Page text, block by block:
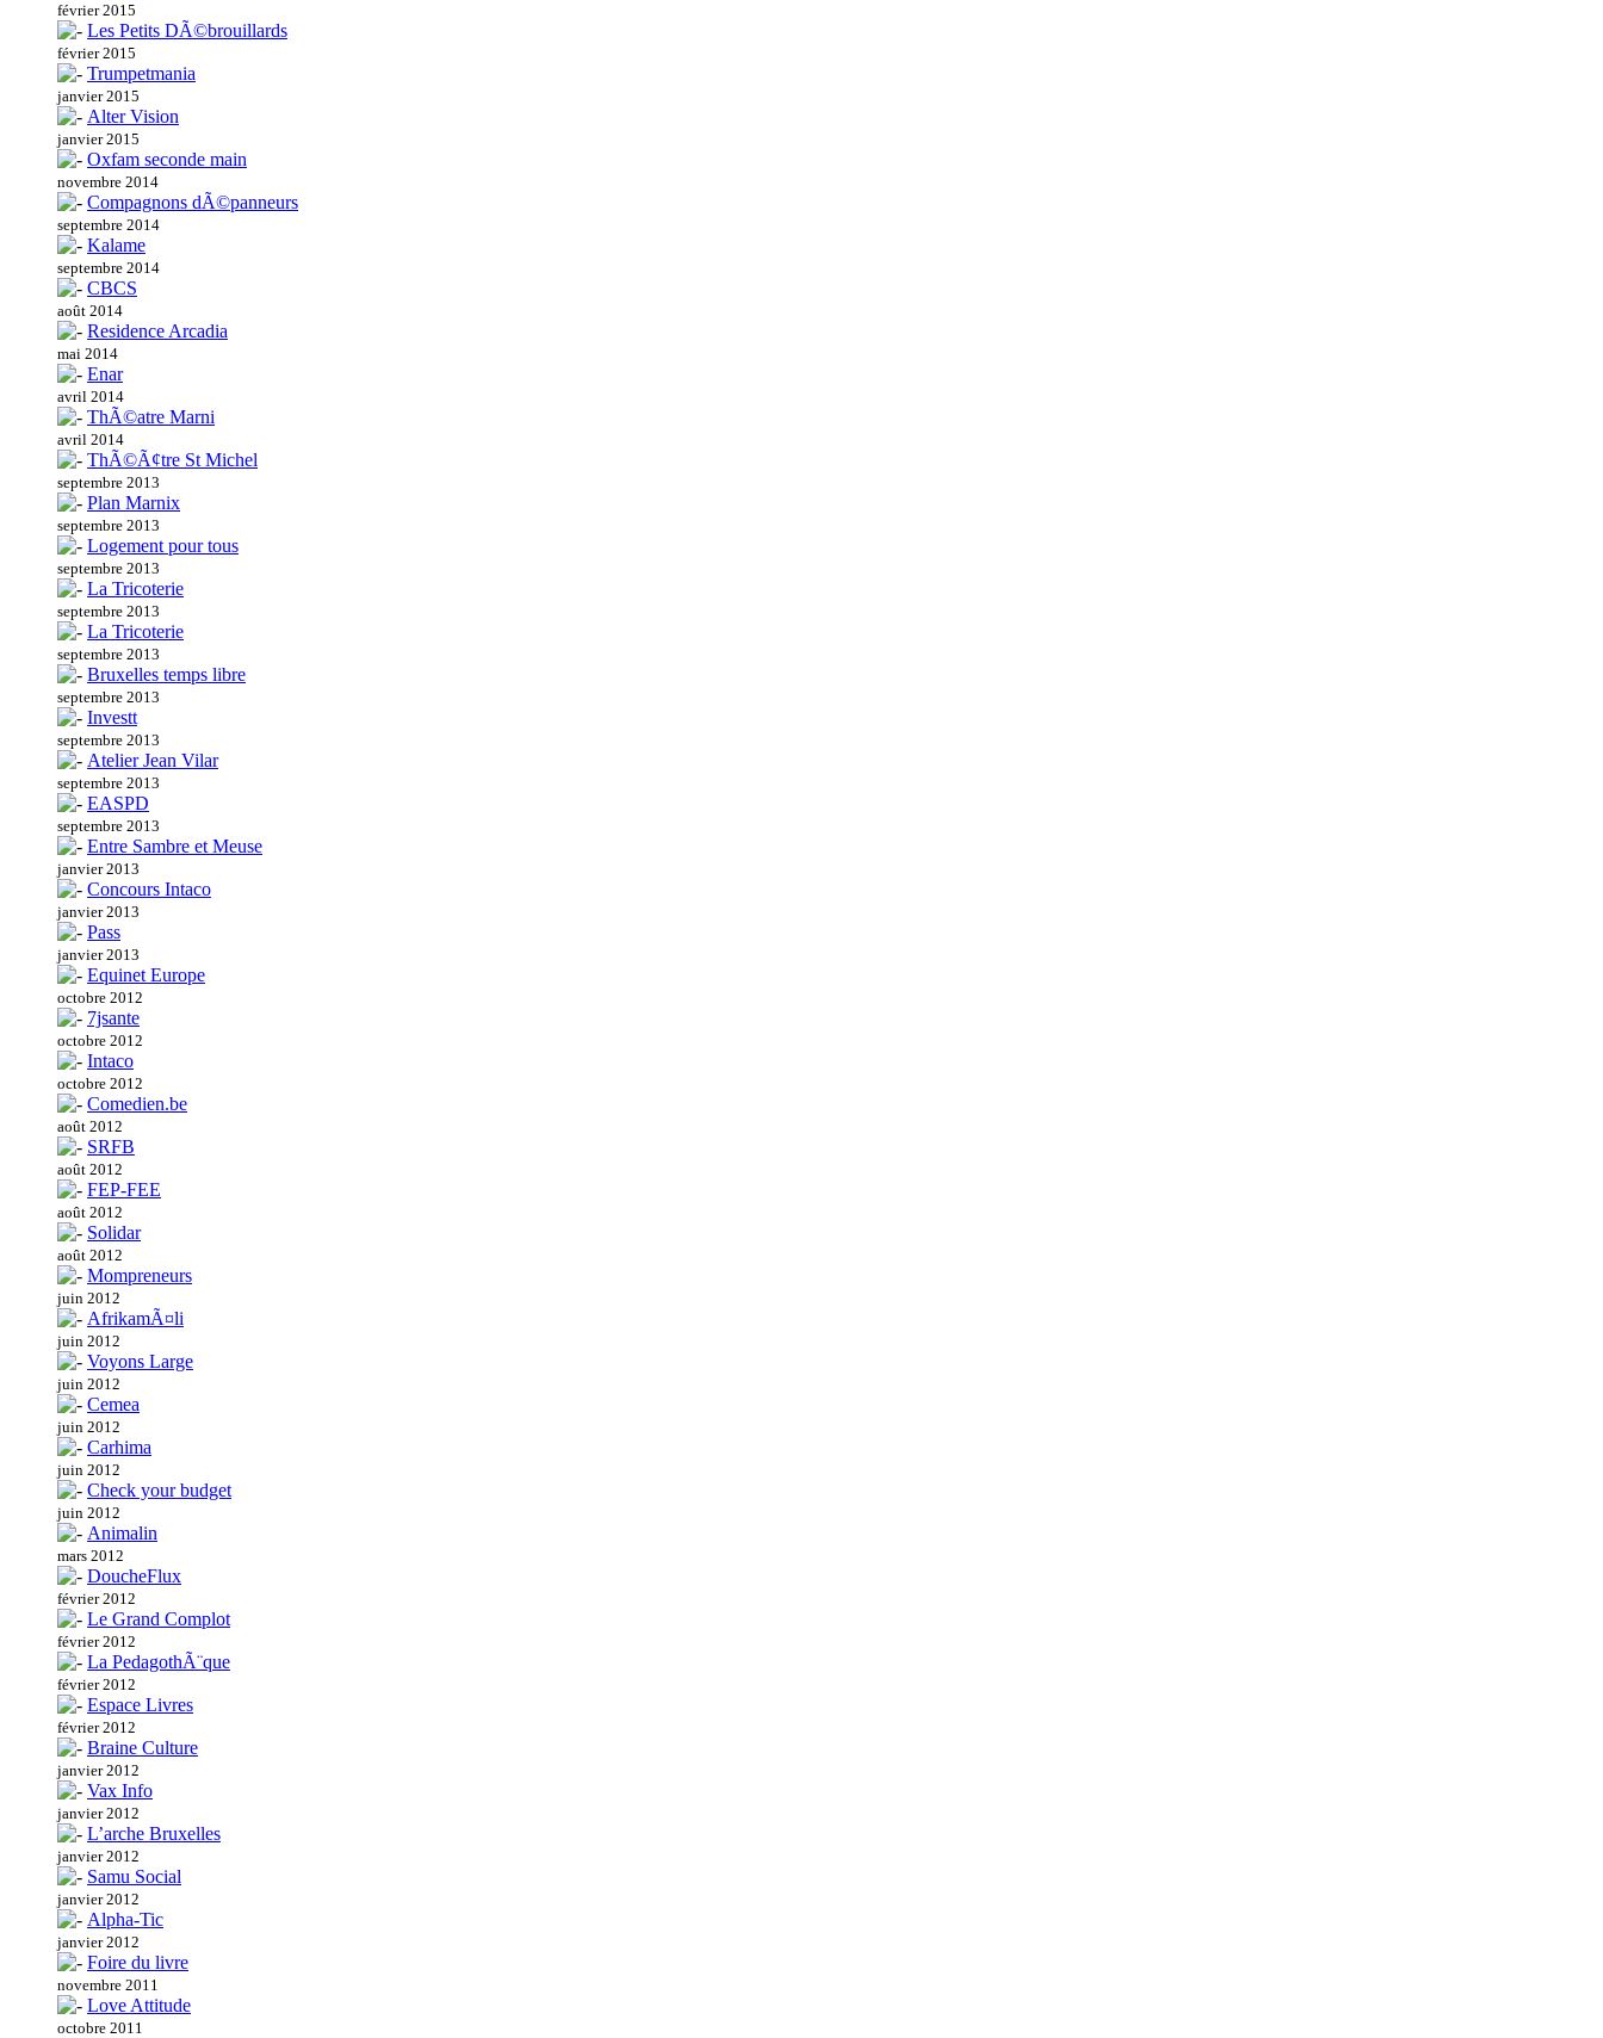
février 2015
Les Petits DÃ©brouillards
février 2015
Trumpetmania
janvier 2015
Alter Vision
janvier 2015
Oxfam seconde main
novembre 2014
Compagnons dÃ©panneurs
septembre 2014
Kalame
septembre 2014
CBCS
août 2014
Residence Arcadia
mai 2014
Enar
avril 2014
ThÃ©atre Marni
avril 2014
ThÃ©Ã¢tre St Michel
septembre 2013
Plan Marnix
septembre 2013
Logement pour tous
septembre 2013
La Tricoterie
septembre 2013
La Tricoterie
septembre 2013
Bruxelles temps libre
septembre 2013
Investt
septembre 2013
Atelier Jean Vilar
septembre 2013
EASPD
septembre 2013
Entre Sambre et Meuse
janvier 2013
Concours Intaco
janvier 2013
Pass
janvier 2013
Equinet Europe
octobre 2012
7jsante
octobre 2012
Intaco
octobre 2012
Comedien.be
août 2012
SRFB
août 2012
FEP-FEE
août 2012
Solidar
août 2012
Mompreneurs
juin 2012
AfrikamÃ¤li
juin 2012
Voyons Large
juin 2012
Cemea
juin 2012
Carhima
juin 2012
Check your budget
juin 2012
Animalin
mars 2012
DoucheFlux
février 2012
Le Grand Complot
février 2012
La PedagothÃ¨que
février 2012
Espace Livres
février 2012
Braine Culture
janvier 2012
Vax Info
janvier 2012
L’arche Bruxelles
janvier 2012
Samu Social
janvier 2012
Alpha-Tic
janvier 2012
Foire du livre
novembre 2011
Love Attitude
octobre 2011